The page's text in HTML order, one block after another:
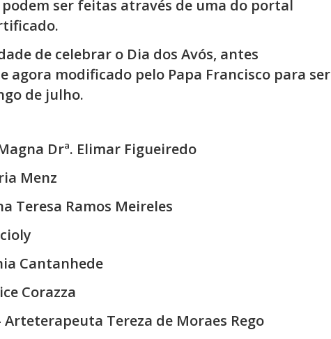
ser feitas através de uma do portal
de celebrar o Dia dos Avós, antes
agora modificado pelo Papa Francisco para ser
de julho.
Drª. Elimar Figueiredo
Menz
Teresa Ramos Meireles
Cantanhede
Corazza
Tereza de Moraes Rego